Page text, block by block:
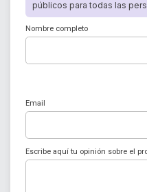
públicos para todas las
Nombre completo
Email
Escribe aquí tu opinión sobre el